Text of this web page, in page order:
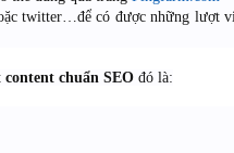
twitter…để có được những lượt
content chuẩn SEO đó là: